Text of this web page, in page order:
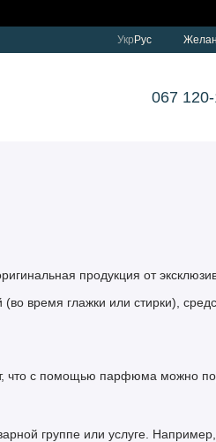
Укр Рус
067
продукция от
время глажки или стирки),
что с помощью парфюма можно
группе или услуге.